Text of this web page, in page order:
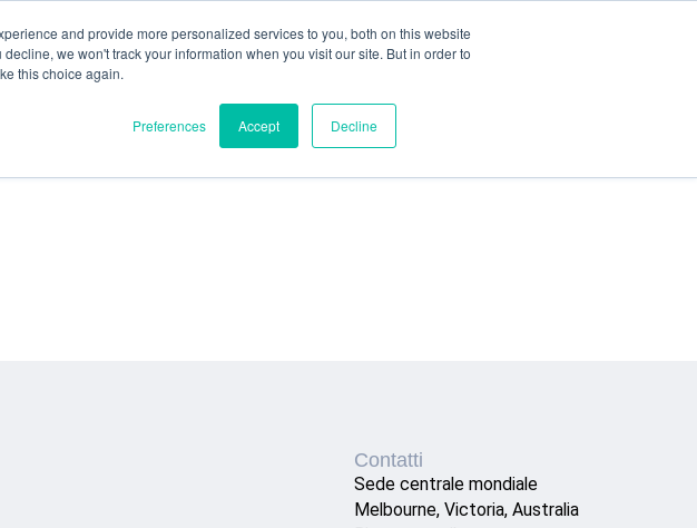
and provide more personalized services to you, both on this website
decline, we won't track your information when you visit our site. But in order to
this choice again.
Preferences Accept Decline
Contatti
Sede centrale mondiale
Melbourne, Victoria, Australia